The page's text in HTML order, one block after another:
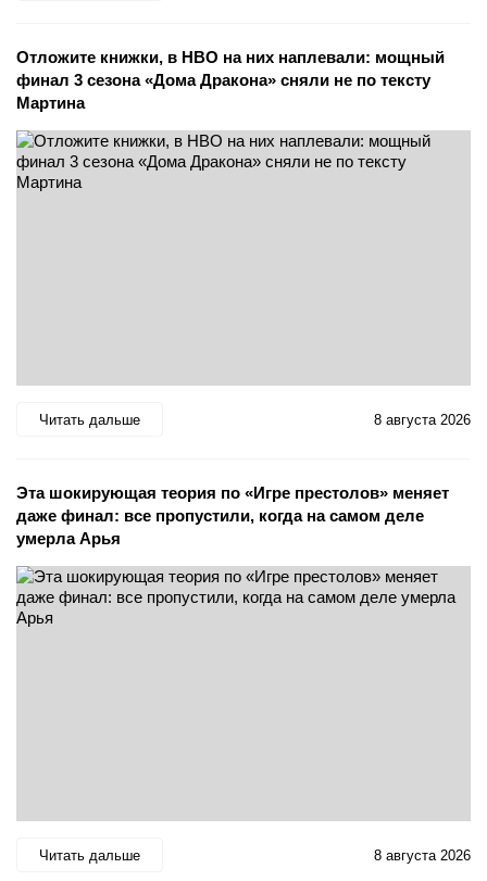
Отложите книжки, в HBO на них наплевали: мощный
финал 3 сезона «Дома Дракона» сняли не по тексту
Мартина
Читать дальше 8 августа 2026
Эта шокирующая теория по «Игре престолов» меняет
даже финал: все пропустили, когда на самом деле
умерла Арья
Читать дальше 8 августа 2026